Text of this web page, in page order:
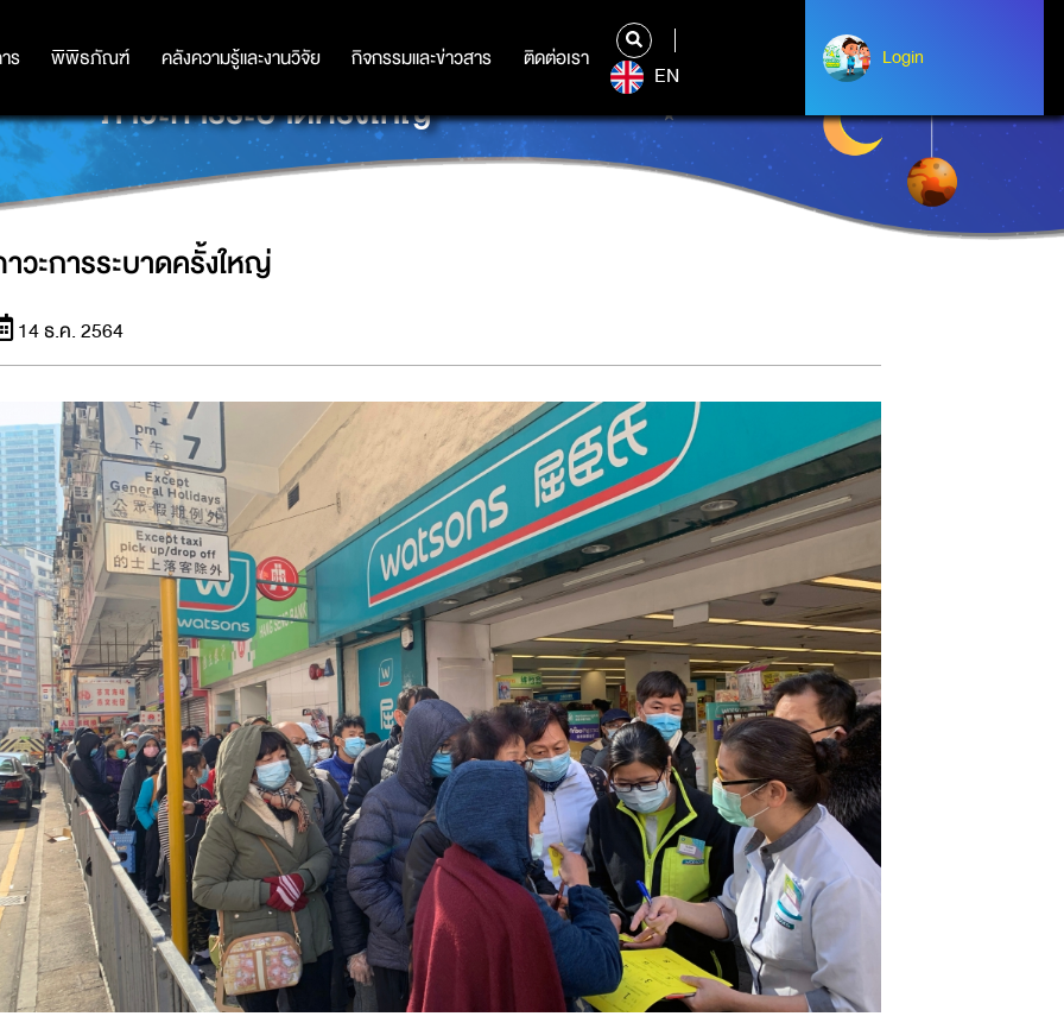
ร พิพิธภัณฑ์ คลังความรู้และงานวิจัย กิจกรรมและข่าวสาร ติดต่อเรา
ร พิพิธภัณฑ์ คลังความรู้และงานวิจัย กิจกรรมและข่าวสาร ติดต่อเรา
EN
Login
Login
ภาวะการระบาดครั้งใหญ่
วะการระบาดครั้งใหญ่
14 ธ.ค. 2564